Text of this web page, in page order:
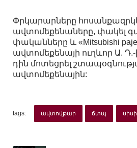
Փրկարարները
ավտոմեքենաները, փակել
փականները և «Mitsubishi
ավտոմեքենայի ուղևոր Ա. Դ.-
դին մոտեցրել
ավտոմեքենային:
tags: ավտովթար ճտպ